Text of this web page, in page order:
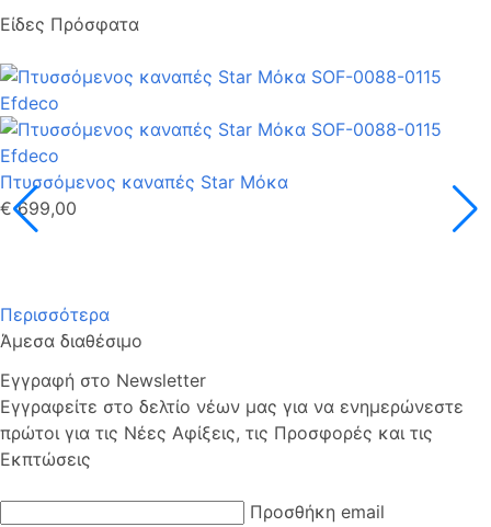
Είδες Πρόσφατα
Πτυσσόμενος καναπές Star Μόκα
€ 699,00
Περισσότερα
Άμεσα διαθέσιμο
Εγγραφή στο Newsletter
Εγγραφείτε στο δελτίο νέων μας για να ενημερώνεστε
πρώτοι για τις Νέες Αφίξεις, τις Προσφορές και τις
Εκπτώσεις
Προσθήκη email